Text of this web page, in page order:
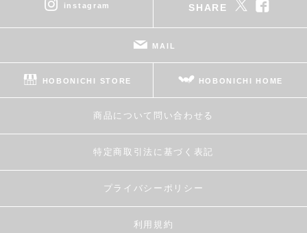
instagram SHARE
MAIL
HOBONICHI STORE HOBONICHI HOME
商品について問い合わせる
特定商取引法に基づく表記
プライバシーポリシー
利用規約